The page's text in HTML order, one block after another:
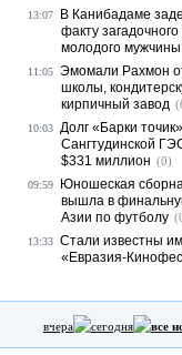
13:07
В Канибадаме
факту
молодого мужчины
11:05 Эмомали Рахмон
школы,
кирпичный завод
10:03 Долг «Барки
Сангтудинской
$331 миллион (0)
09:59
Юношеская
вышла в
Азии по футболу
13:33 Стали известны
«Евразия-
вчера сегодня все